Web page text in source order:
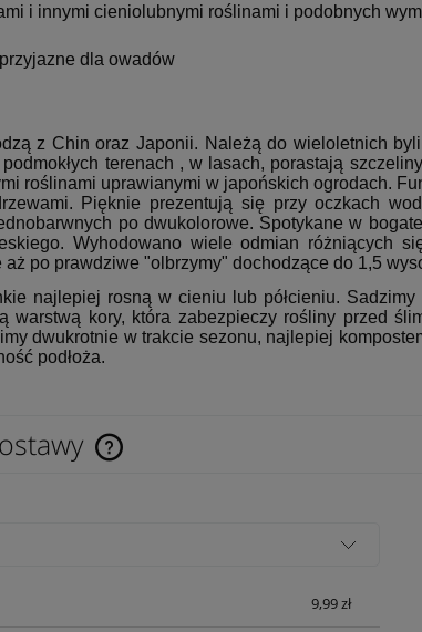
i innymi cieniolubnymi roślinami i podobnych
przyjazne dla owadów
z Chin oraz Japonii. Należą do wieloletnich
terenach , w lasach, porastają
roślinami uprawianymi w japońskich ogrodach.
Pięknie prezentują się przy oczkach
po dwukolorowe. Spotykane w
Wyhodowano wiele odmian różniących
aż po prawdziwe "olbrzymy" dochodzące do 1,5
najlepiej rosną w cieniu lub półcieniu.
warstwą kory, która zabezpieczy rośliny przed
dwukrotnie w trakcie sezonu, najlepiej
podłoża.
9,99 zł